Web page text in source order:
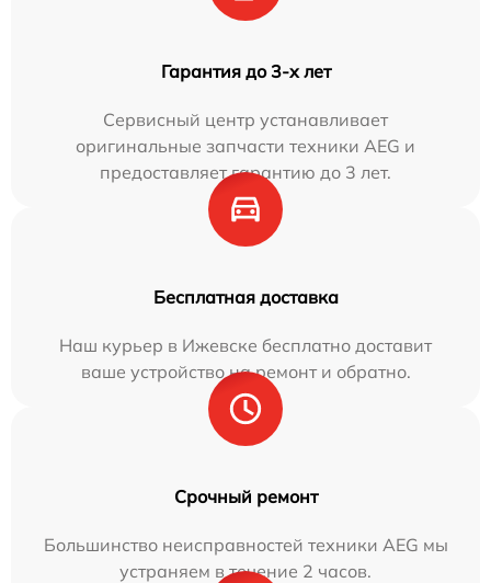
Гарантия до 3-х лет
Сервисный центр устанавливает
оригинальные запчасти техники AEG и
предоставляет гарантию до 3 лет.
Бесплатная доставка
Наш курьер в Ижевске бесплатно доставит
ваше устройство на ремонт и обратно.
Срочный ремонт
Большинство неисправностей техники AEG мы
устраняем в течение 2 часов.